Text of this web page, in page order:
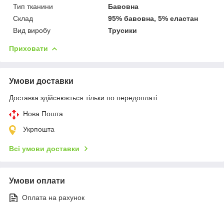
Тип тканини
Бавовна
Склад
95% бавовна, 5% еластан
Вид виробу
Трусики
Приховати
Умови доставки
Доставка здійснюється тільки по передоплаті.
Нова Пошта
Укрпошта
Всі умови доставки
Умови оплати
Оплата на рахунок